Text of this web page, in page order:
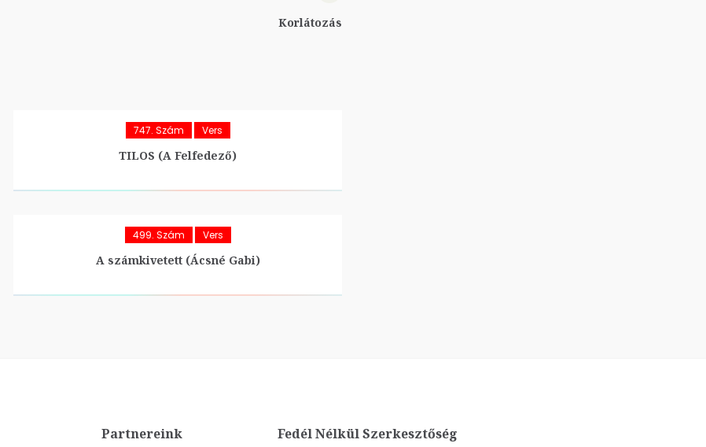
Korlátozás
747. Szám Vers
TILOS (A Felfedező)
499. Szám Vers
A számkivetett (Ácsné Gabi)
Partnereink Fedél Nélkül Szerkesztőség